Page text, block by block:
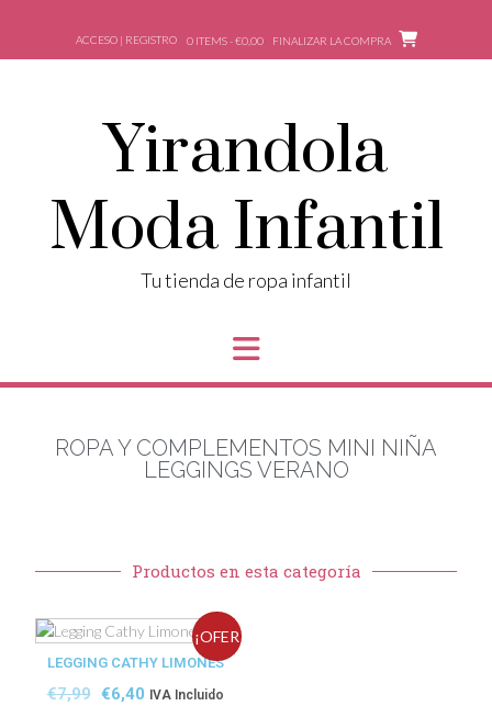
ACCESO | REGISTRO 0 ITEMS - €0,00 FINALIZAR LA COMPRA
Yirandola
Moda Infantil
Tu tienda de ropa infantil
ROPA Y COMPLEMENTOS MINI NIÑA
LEGGINGS VERANO
Productos en esta categoría
¡OFER
TA!
LEGGING CATHY LIMONES
€7,99 €6,40 IVA Incluido